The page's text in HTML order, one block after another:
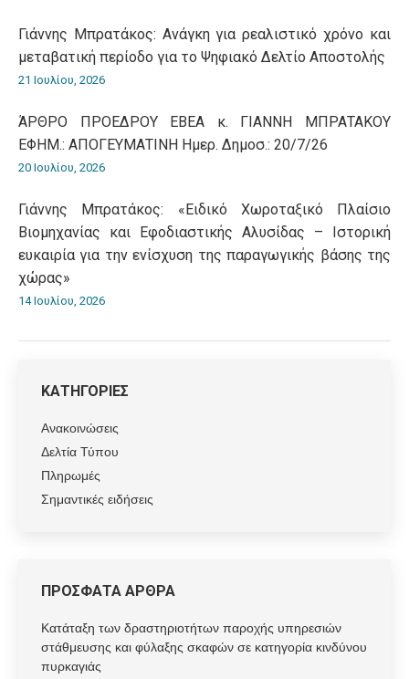
Γιάννης Μπρατάκος: Ανάγκη για ρεαλιστικό χρόνο και
μεταβατική περίοδο για το Ψηφιακό Δελτίο Αποστολής
21 Ιουλίου, 2026
ΆΡΘΡΟ ΠΡΟΕΔΡΟΥ ΕΒΕΑ κ. ΓΙΑΝΝΗ ΜΠΡΑΤΑΚΟΥ
ΕΦΗΜ.: ΑΠΟΓΕΥΜΑΤΙΝΗ Ημερ. Δημοσ.: 20/7/26
20 Ιουλίου, 2026
Γιάννης Μπρατάκος: «Ειδικό Χωροταξικό Πλαίσιο
Βιομηχανίας και Εφοδιαστικής Αλυσίδας – Ιστορική
ευκαιρία για την ενίσχυση της παραγωγικής βάσης της
χώρας»
14 Ιουλίου, 2026
ΚΑΤΗΓΟΡΙΕΣ
Ανακοινώσεις
Δελτία Τύπου
Πληρωμές
Σημαντικές ειδήσεις
ΠΡΟΣΦΑΤΑ ΑΡΘΡΑ
Κατάταξη των δραστηριοτήτων παροχής υπηρεσιών
στάθμευσης και φύλαξης σκαφών σε κατηγορία κινδύνου
πυρκαγιάς